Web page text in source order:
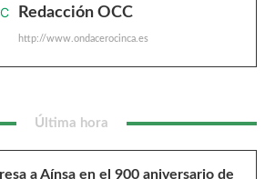
Redacción OCC
http://www.ondacerocinca.es
Última hora
a Aínsa en el 900 aniversario de